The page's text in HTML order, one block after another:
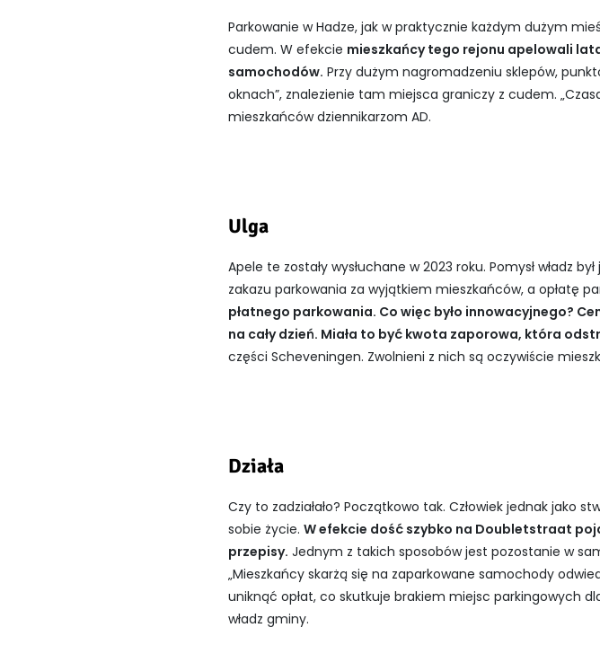
Parkowanie w Hadze, jak w praktycznie każdym dużym
cudem. W efekcie mieszkańcy tego rejonu apelowali
samochodów. Przy dużym nagromadzeniu sklepów,
oknach”, znalezienie tam miejsca graniczy z cudem.
mieszkańców dziennikarzom AD.
Ulga
Apele te zostały wysłuchane w 2023 roku. Pomysł władz
zakazu parkowania za wyjątkiem mieszkańców, a opłatę
płatnego parkowania. Co więc było innowacyjnego?
na cały dzień. Miała to być kwota zaporowa, która
części Scheveningen. Zwolnieni z nich są oczywiście
Działa
Czy to zadziałało? Początkowo tak. Człowiek jednak jako
sobie życie. W efekcie dość szybko na Doubletstraat
przepisy. Jednym z takich sposobów jest pozostanie w
„Mieszkańcy skarżą się na zaparkowane samochody
uniknąć opłat, co skutkuje brakiem miejsc parkingowych
władz gminy.